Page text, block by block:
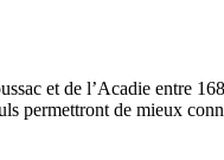
et de l’Acadie entre
permettront de mieux